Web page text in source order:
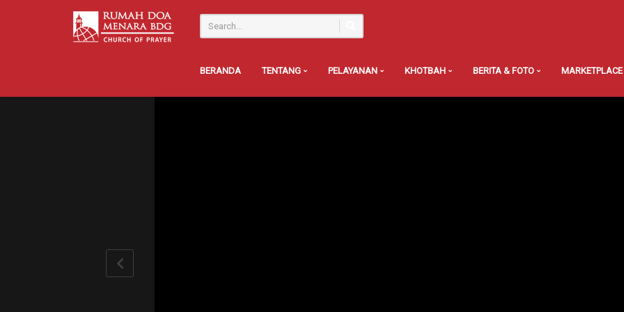
BERANDA TENTANG PELAYANAN KHOTBAH BERITA & FOTO MARKETPLACE